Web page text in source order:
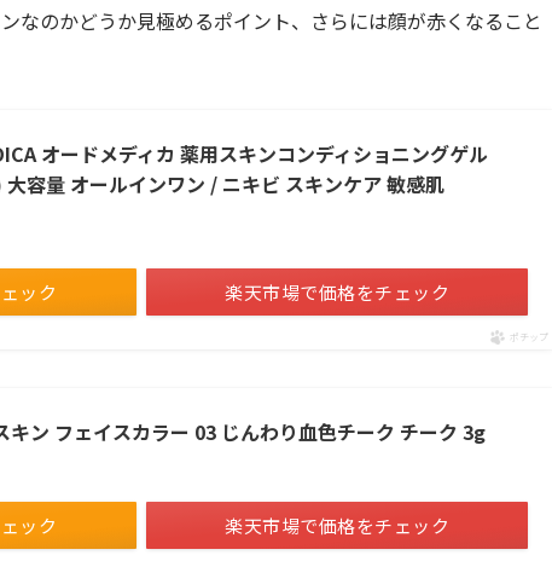
なのかどうか見極めるポイント、さらには顔が赤くなること
オードメディカ 薬用スキンコンディショニングゲル
容量 オールインワン / ニキビ スキンケア 敏感肌
ック 楽天市場で価格をチェック
ポチップ
ン フェイスカラー 03 じんわり血色チーク チーク 3g
ック 楽天市場で価格をチェック